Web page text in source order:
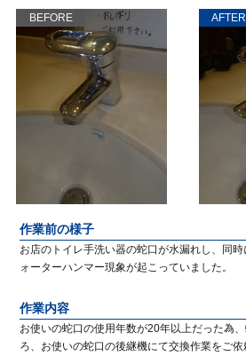
BEFORE AFTER
作業前の様子
お店のトイレ手洗い器の蛇口が水漏れし、同
ォーターハンマー現象が起こっていました。
作業内容
お使いの蛇口の使用年数が20年以上だった為
ろ、お使いの蛇口の後継機にて交換作業をご